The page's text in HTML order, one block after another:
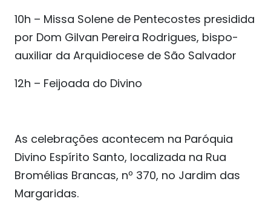
10h – Missa Solene de Pentecostes presidida
por Dom Gilvan Pereira Rodrigues, bispo-
auxiliar da Arquidiocese de São Salvador
12h – Feijoada do Divino
As celebrações acontecem na Paróquia
Divino Espírito Santo, localizada na Rua
Bromélias Brancas, nº 370, no Jardim das
Margaridas.